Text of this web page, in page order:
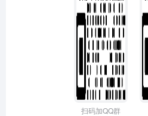
扫码加QQ群